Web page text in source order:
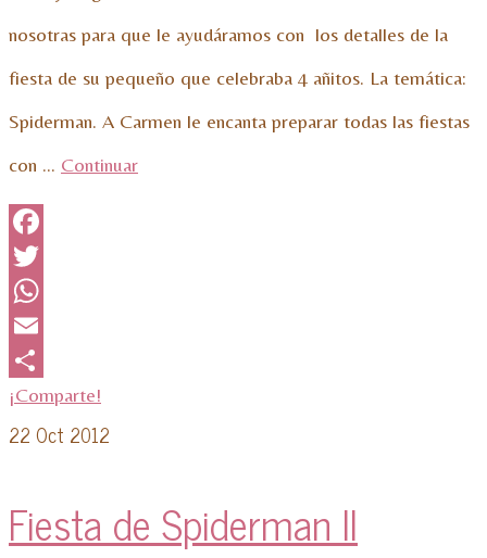
nosotras para que le ayudáramos con los detalles de la
fiesta de su pequeño que celebraba 4 añitos. La temática:
Spiderman. A Carmen le encanta preparar todas las fiestas
con … Continuar
Facebook
Twitter
WhatsApp
Email
¡Comparte!
22 Oct 2012
Fiesta de Spiderman II